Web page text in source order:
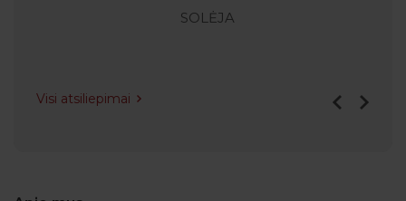
SOLĖJA
Visi atsiliepimai